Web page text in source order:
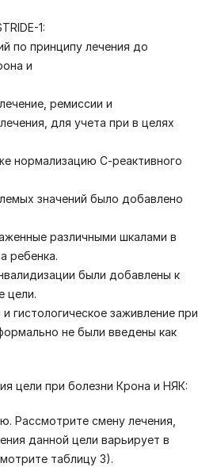
1:
по принципу лечения до
и
ремиссии и
для учета при в целях
нормализацию С-реактивного
значений было добавлено
различными шкалами в
ребенка.
были добавлены к
цели.
гистологическое заживление при
не были введены как
цели при болезни Крона и НЯК:
Рассмотрите смену лечения,
данной цели варьирует в
таблицу 3).